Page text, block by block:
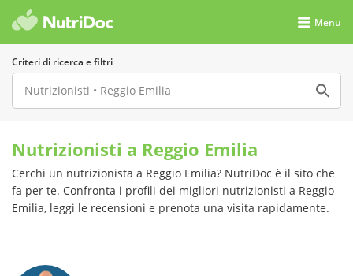
Menu
Criteri di ricerca e filtri
Nutrizionisti a Reggio Emilia
Cerchi un nutrizionista a Reggio Emilia? NutriDoc è il sito che
fa per te. Confronta i profili dei migliori nutrizionisti a Reggio
Emilia, leggi le recensioni e prenota una visita rapidamente.